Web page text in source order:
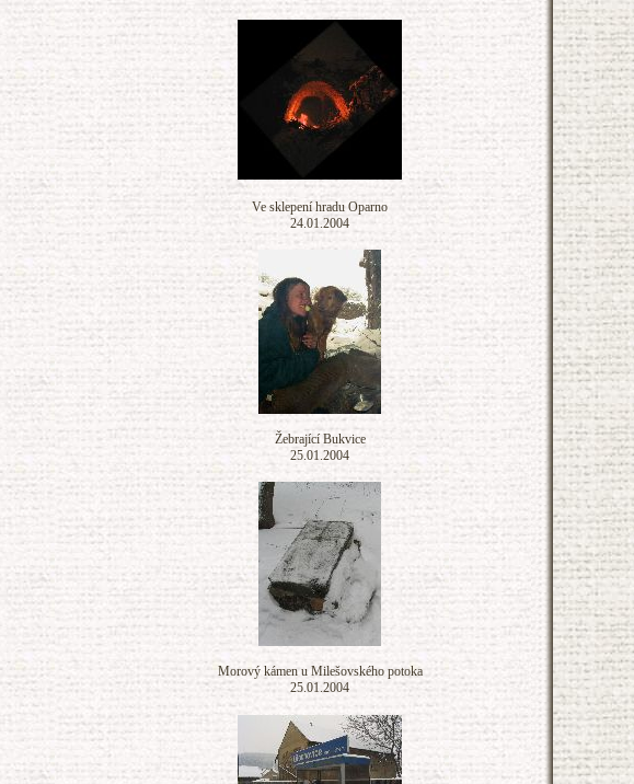
Ve sklepení hradu Oparno
24.01.2004
Žebrající Bukvice
25.01.2004
Morový kámen u Milešovského potoka
25.01.2004